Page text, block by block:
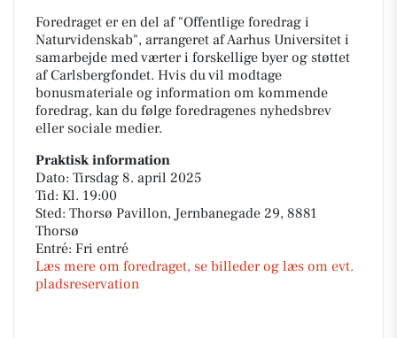
Foredraget er en del af "Offentlige foredrag i
Naturvidenskab", arrangeret af Aarhus Universitet i
samarbejde med værter i forskellige byer og støttet
af Carlsbergfondet. Hvis du vil modtage
bonusmateriale og information om kommende
foredrag, kan du følge foredragenes nyhedsbrev
eller sociale medier.
Praktisk information
Dato: Tirsdag 8. april 2025
Tid: Kl. 19:00
Sted: Thorsø Pavillon, Jernbanegade 29, 8881
Thorsø
Entré: Fri entré
Læs mere om foredraget, se billeder og læs om evt.
pladsreservation